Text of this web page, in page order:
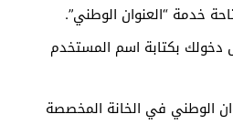
خدمة “العنوان الوطني”.
دخولك بكتابة اسم المستخدم
الوطني في الخانة المخصصة